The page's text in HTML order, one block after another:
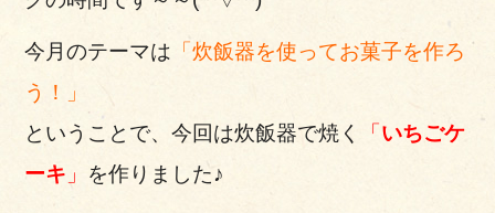
今月のテーマは 「炊飯器を使ってお菓子を作ろ
う！」
ということで、今回は炊飯器で焼く
「 いちごケ
ーキ 」 を作りました♪